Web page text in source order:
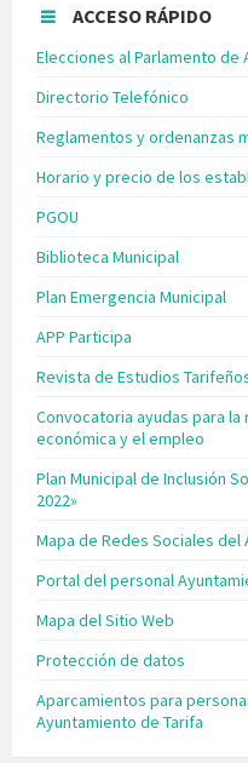
ACCESO RÁPIDO
Elecciones al Parlamento de
Directorio Telefónico
Reglamentos y ordenanzas
Horario y precio de los
PGOU
Biblioteca Municipal
Plan Emergencia Municipal
APP Participa
Revista de Estudios
Convocatoria ayudas para
económica y el empleo
Plan Municipal de Inclusión
2022»
Mapa de Redes Sociales del
Portal del personal
Mapa del Sitio Web
Protección de datos
Aparcamientos para
Ayuntamiento de Tarifa